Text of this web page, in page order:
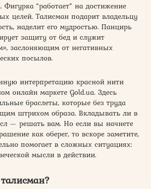
Фигурка “работает” на достижение
целей. Талисман подарит владельцу
наделит его мудростью. Панцирь
защиту от бед и служит
заслоняющим от негативных
посылов.
интерпретацию красной нити
онлайн маркете Gold.ua. Здесь
браслеты, которые без труда
штрихом образа. Вкладывать ли в
— решать вам. Но если вы начнете
как оберег, то вскоре заметите,
помогает в сложных ситуациях:
мысли в действии.